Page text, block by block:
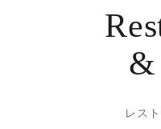
&
レス